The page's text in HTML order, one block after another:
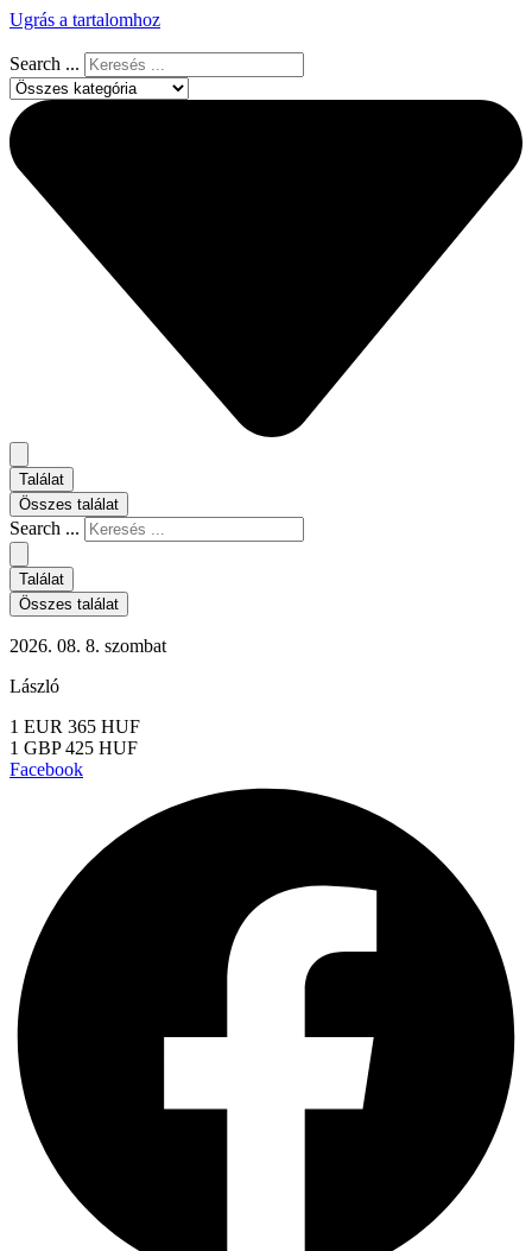
Ugrás a tartalomhoz
Search ...
Találat
Összes találat
Search ...
Találat
Összes találat
2026. 08. 8. szombat
László
1 EUR 365 HUF
1 GBP 425 HUF
Facebook